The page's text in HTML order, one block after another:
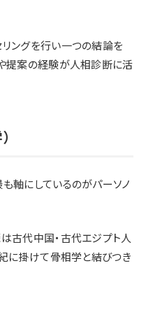
ングを行い一つの結論を
提案の経験が人相診断に活
軸にしているのがパーソノ
古代中国・古代エジプト人
に掛けて骨相学と結びつき